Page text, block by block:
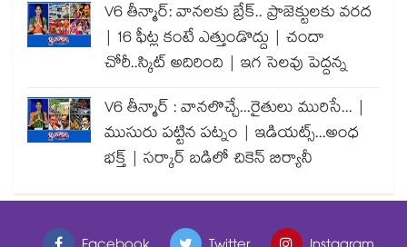
V6 తీన్మార్: వానలకు బ్రేక్.. ప్రాజెక్టులకు వరద
| 16 ఫీట్ల కంటే ఎత్తుండొద్దు | చందా
చోరీ..స్కిట్ అదిరింది | ఇగ సెలవు పెద్దన్న
V6 తీన్మార్ : వానలొచ్చే...రైతులు మురిసే... |
ముసురు పట్టిన పట్నం | ఇడియట్స్...అంధ
భక్త్ | సర్కార్ బడిలో చికెన్ బిర్యానీ